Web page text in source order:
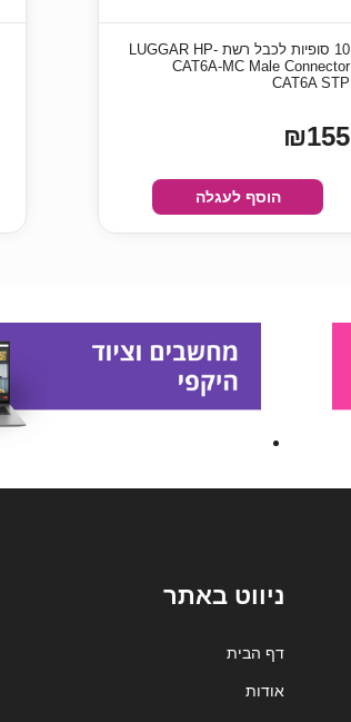
10 סופיות לכבל רשת LUGGAR HP-
CAT6A-MC Male Connector
CAT6A STP
₪155
הוסף לעגלה
ניווט באתר
דף הבית
אודות